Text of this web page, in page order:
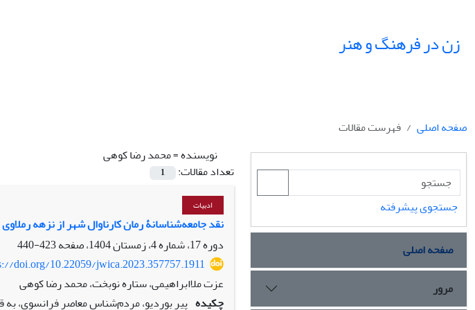
زن در فرهنگ و هنر
صفحه اصلی
فهرست مقالات
نویسنده =محمد رضا کوهی
تعداد مقالات:
1
ادبیات
نقد جامعه‌شناسانۀ رمان کارناوال شهر از نزهه
دوره 17، شماره 4، زمستان 1404، صفحه
423-440
doi.org/10.22059/jwica.2023.357757.1911
عزت ملاابراهیمی، ستاره نوبخت، محمد رضا کوهی
چکیده پیر بوردیو، مردم‌شناس معاصر فرانسوی، به
جستجوی پیشرفته
صفحه اصلی
مرور